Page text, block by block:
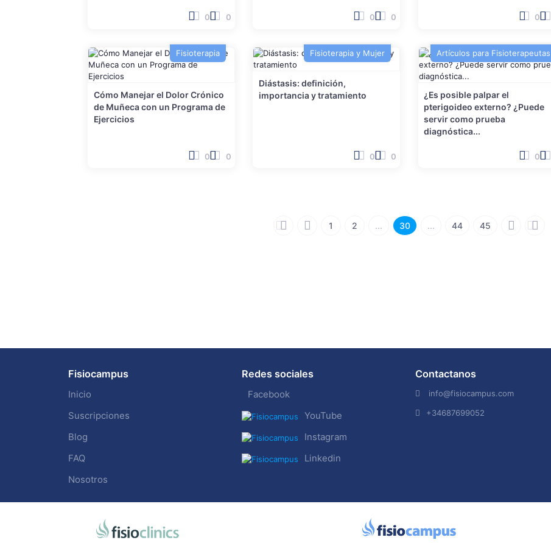
0 0 0 0 0
Fisioterapia
Cómo Manejar el Dolor Crónico
de Muñeca con un Programa de
Ejercicios
0 0
Fisioterapia y Mujer
Diástasis: definición,
importancia y tratamiento
0 0
Artículos para Fisioterapeutas
¿Es posible palpar el
pterigoideo externo? ¿Puede
servir como prueba
diagnóstica...
0
1 2 ... 30 ... 44 45
Fisiocampus
Inicio
Suscripciones
Blog
FAQ
Nosotros
Redes sociales
Facebook
YouTube
Instagram
Linkedin
Contactanos
info@fisiocampus.com
+34687699052